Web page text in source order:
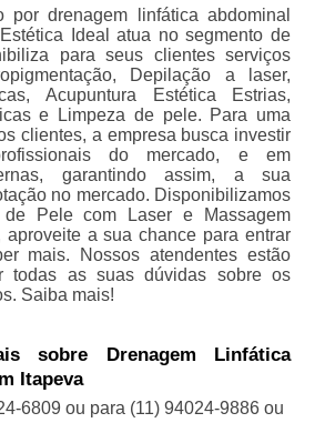
por drenagem linfática abdominal
Ideal atua no segmento de
para seus clientes serviços
Depilação a laser,
Acupuntura Estética Estrias,
e Limpeza de pele. Para uma
clientes, a empresa busca investir
do mercado, e em
garantindo assim, a sua
no mercado. Disponibilizamos
de Pele com Laser e Massagem
aproveite a sua chance para entrar
mais. Nossos atendentes estão
todas as suas dúvidas sobre os
Saiba mais!
sobre Drenagem Linfática
Itapeva
6809 ou para (11) 94024-9886ou